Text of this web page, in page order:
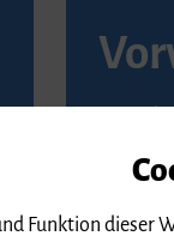
BZ-
Funktion dieser